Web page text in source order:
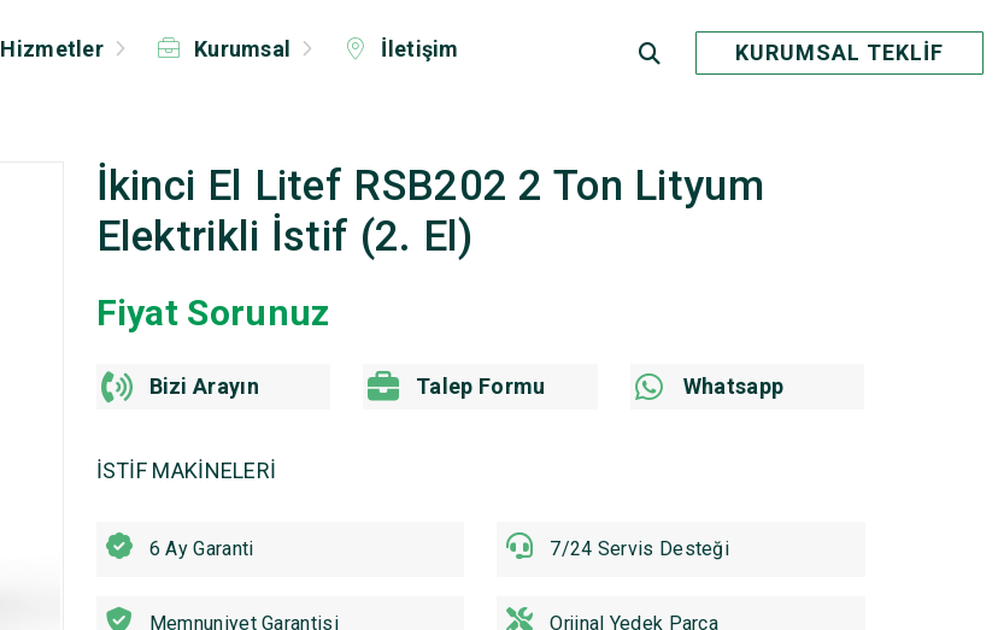
Hizmetler Kurumsal İletişim KURUMSAL TEKLİF
İkinci El Litef RSB202 2 Ton Lityum
Elektrikli İstif (2. El)
Fiyat Sorunuz
Bizi Arayın Talep Formu Whatsapp
İSTİF MAKİNELERİ
6 Ay Garanti 7/24 Servis Desteği
Memnuniyet Garantisi Orjinal Yedek Parça